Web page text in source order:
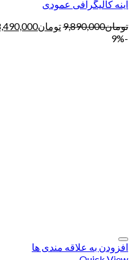
آینه کالیگرافی عمودی
تومان9,890,000تومان
-9%
افزودن به علاقه مندی ها